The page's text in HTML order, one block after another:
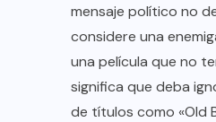
mensaje político no
considere una
una película que no
significa que deba
de títulos como «Old